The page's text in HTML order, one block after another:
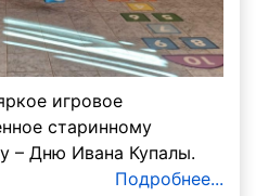
игровое
старинному
– Дню Ивана Купалы.
Подробнее...